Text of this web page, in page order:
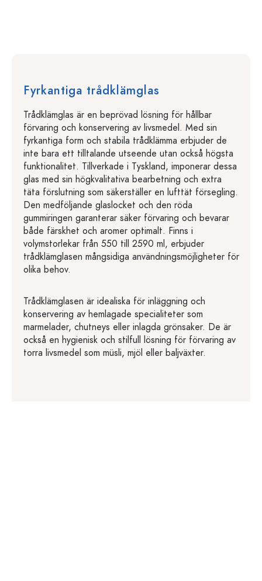
Fyrkantiga trådklämglas
Trådklämglas är en beprövad lösning för hållbar
förvaring och konservering av livsmedel. Med sin
fyrkantiga form och stabila trådklämma erbjuder de
inte bara ett tilltalande utseende utan också högsta
funktionalitet. Tillverkade i Tyskland, imponerar dessa
glas med sin högkvalitativa bearbetning och extra
täta förslutning som säkerställer en lufttät försegling.
Den medföljande glaslocket och den röda
gummiringen garanterar säker förvaring och bevarar
både färskhet och aromer optimalt. Finns i
volymstorlekar från 550 till 2590 ml, erbjuder
trådklämglasen mångsidiga användningsmöjligheter för
olika behov.
Trådklämglasen är idealiska för inläggning och
konservering av hemlagade specialiteter som
marmelader, chutneys eller inlagda grönsaker. De är
också en hygienisk och stilfull lösning för förvaring av
torra livsmedel som müsli, mjöl eller baljväxter.